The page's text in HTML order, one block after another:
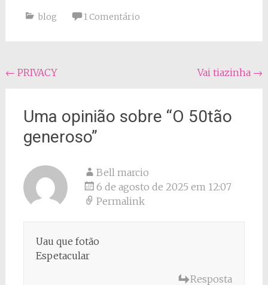
blog 1 Comentário
Navegação
post
← PRIVACY Vai tiazinha →
Uma opinião sobre “O 50tão
generoso”
Bell marcio
6 de agosto de 2025 em 12:07
Permalink
Uau que fotão
Espetacular
Resposta